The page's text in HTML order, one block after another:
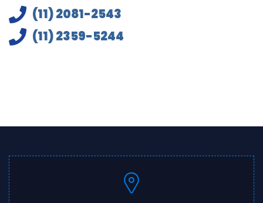
(11) 2081-2543
(11) 2359-5244